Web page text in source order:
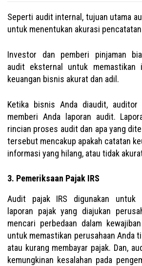
Seperti audit internal, tujuan utama
untuk menentukan akurasi
Investor dan pemberi pinjaman
audit eksternal untuk memastikan
keuangan bisnis akurat dan adil.
Ketika bisnis Anda diaudit, auditor
memberi Anda laporan audit.
rincian proses audit dan apa yang
tersebut mencakup apakah catatan
informasi yang hilang, atau tidak
3. Pemeriksaan Pajak IRS
Audit pajak IRS digunakan untuk
laporan pajak yang diajukan
mencari perbedaan dalam
untuk memastikan perusahaan Anda
atau kurang membayar pajak. Dan,
kemungkinan kesalahan pada